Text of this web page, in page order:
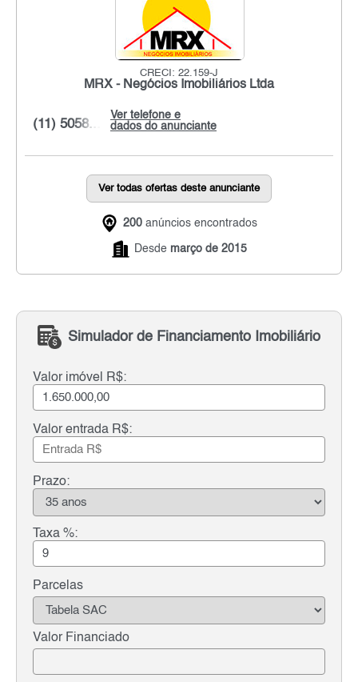
CRECI: 22.159-J
MRX - Negócios Imobiliários Ltda
Ver telefone e
dados do anunciante
(11) 5058...
Ver todas ofertas deste anunciante
200 anúncios encontrados
Desde março de 2015
Simulador de Financiamento Imobiliário
Valor imóvel R$:
Valor entrada R$:
Prazo:
Taxa %:
Parcelas
Valor Financiado